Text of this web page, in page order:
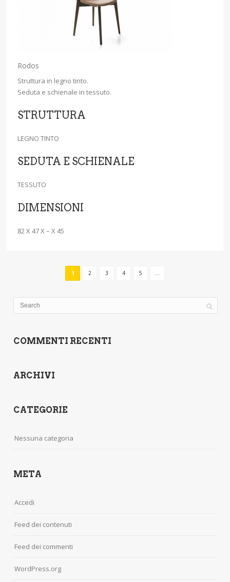
Rodos
Struttura in legno tinto.
Seduta e schienale in tessuto.
STRUTTURA
LEGNO TINTO
SEDUTA E SCHIENALE
TESSUTO
DIMENSIONI
82 X 47 X – X 45
1 2 3 4 5 ...
COMMENTI RECENTI
ARCHIVI
CATEGORIE
Nessuna categoria
META
Accedi
Feed dei contenuti
Feed dei commenti
WordPress.org